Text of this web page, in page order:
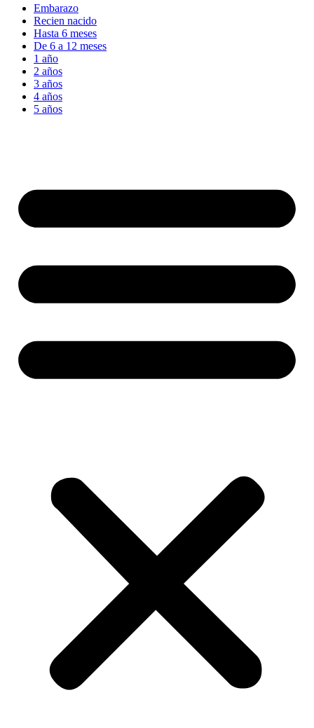
Embarazo
Recien nacido
Hasta 6 meses
De 6 a 12 meses
1 año
2 años
3 años
4 años
5 años